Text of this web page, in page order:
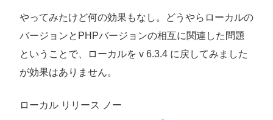
やってみたけど何の効果もなし。どうやらローカルの
バージョンとPHPバージョンの相互に関連した問題
ということで、ローカルを v 6.3.4 に戻してみました
が効果はありません。
ローカル リリース ノー